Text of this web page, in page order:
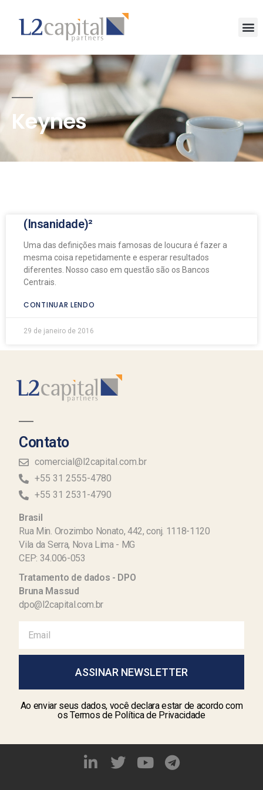
Keynes
(Insanidade)²
Uma das definições mais famosas de loucura é fazer a
mesma coisa repetidamente e esperar resultados
diferentes. Nosso caso em questão são os Bancos
Centrais.
CONTINUAR LENDO
29 de janeiro de 2016
Contato
comercial@l2capital.com.br
+55 31 2555-4780
+55 31 2531-4790
Brasil
Rua Min. Orozimbo Nonato, 442, conj. 1118-1120
Vila da Serra, Nova Lima - MG
CEP: 34.006-053
Tratamento de dados - DPO
Bruna Massud
dpo@l2capital.com.br
ASSINAR NEWSLETTER
Ao enviar seus dados, você declara estar de acordo com
os Termos de Política de Privacidade